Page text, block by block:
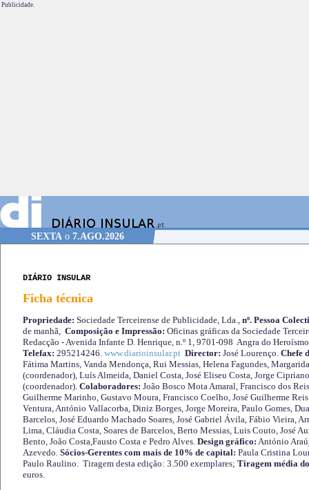
Publicidade.
SEXTA o 7.AGO.2026
DIÁRIO INSULAR
Ficha técnica
Propriedade: Sociedade Terceirense de Publicidade, Lda., nº. Pessoa
de manhã, Composição e Impressão: Oficinas gráficas da Sociedade
Redacção - Avenida Infante D. Henrique, n.º 1, 9701-098 Angra do
Telefax: 295214246. www.diarioinsular.pt Director: José Lourenço. Chefe
Fátima Martins, Vanda Mendonça, Rui Messias, Helena Fagundes,
(coordenador), Luís Almeida, Daniel Costa, José Eliseu Costa, Jorge
(coordenador). Colaboradores: João Bosco Mota Amaral, Francisco dos
Guilherme Marinho, Gustavo Moura, Francisco Coelho, José Guilherme
Ventura, António Vallacorba, Diniz Borges, Jorge Moreira, Paulo Gomes,
Barcelos, José Eduardo Machado Soares, José Gabriel Ávila, Fábio Vieira,
Lima, Cláudia Costa, Soares de Barcelos, Berto Messias, Luis Couto, José
Bento, João Costa,Fausto Costa e Pedro Alves. Design gráfico: António
Azevedo. Sócios-Gerentes com mais de 10% de capital: Paula Cristina
Paulo Raulino. Tiragem desta edição: 3.500 exemplares; Tiragem média
euros.